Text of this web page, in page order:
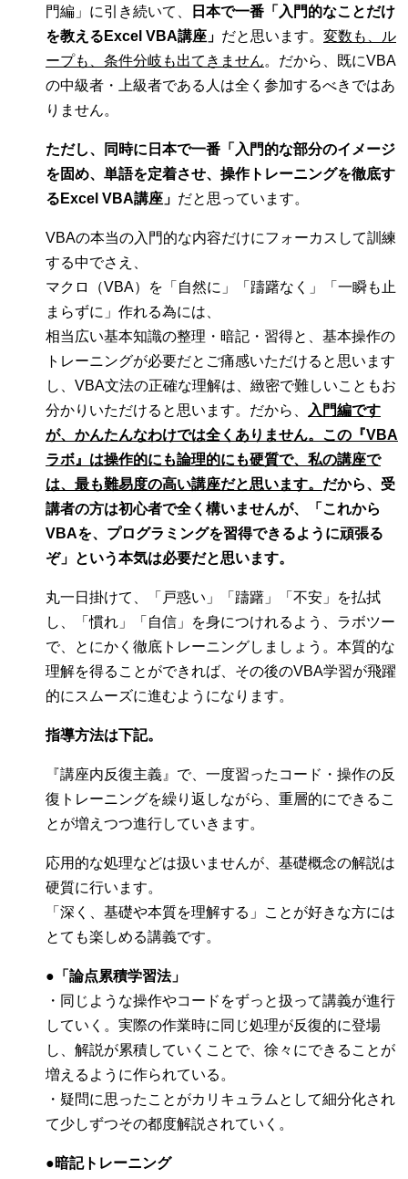
門編」に引き続いて、
日本で一番「入門的なことだけ
を教えるExcel VBA講座」 だと思います。 変数も、ル
ープも、条件分岐も出てきません。だから、既にVBA
の中級者・上級者である人は全く参加するべきではあ
りません。
ただし、同時に日本で一番「入門的な部分のイメージ
を固め、単語を定着させ、操作トレーニングを徹底す
るExcel VBA講座」 だと思っています。
VBAの本当の入門的な内容だけにフォーカスして訓練
する中でさえ、
マクロ（VBA）を「自然に」「躊躇なく」「一瞬も止
まらずに」作れる為には、
相当広い基本知識の整理・暗記・習得と、基本操作の
トレーニングが必要だとご痛感いただけると思います
し、VBA文法の正確な理解は、緻密で難しいこともお
分かりいただけると思います。だから、
入門編です
が、かんたんなわけでは全くありません。この『VBA
ラボ』は操作的にも論理的にも硬質で、私の講座で
は、最も難易度の高い講座だと思います。 だから、受
講者の方は初心者で全く構いませんが、「これから
VBAを、プログラミングを習得できるように頑張る
ぞ」という本気は必要だと思います。
丸一日掛けて、「戸惑い」「躊躇」「不安」を払拭
し、「慣れ」「自信」を身につけれるよう、ラボツー
で、とにかく徹底トレーニングしましょう。本質的な
理解を得ることができれば、その後のVBA学習が飛躍
的にスムーズに進むようになります。
指導方法は下記。
『講座内反復主義』で、一度習ったコード・操作の反
復トレーニングを繰り返しながら、重層的にできるこ
とが増えつつ進行していきます。
応用的な処理などは扱いませんが、基礎概念の解説は
硬質に行います。
「深く、基礎や本質を理解する」ことが好きな方には
とても楽しめる講義です。
●「論点累積学習法」
・同じような操作やコードをずっと扱って講義が進行
していく。実際の作業時に同じ処理が反復的に登場
し、解説が累積していくことで、徐々にできることが
増えるように作られている。
・疑問に思ったことがカリキュラムとして細分化され
て少しずつその都度解説されていく。
●暗記トレーニング